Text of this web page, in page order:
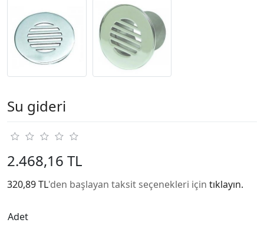
Su gideri
2.468,16 TL
320,89 TL'den başlayan taksit seçenekleri için tıklayın.
Adet